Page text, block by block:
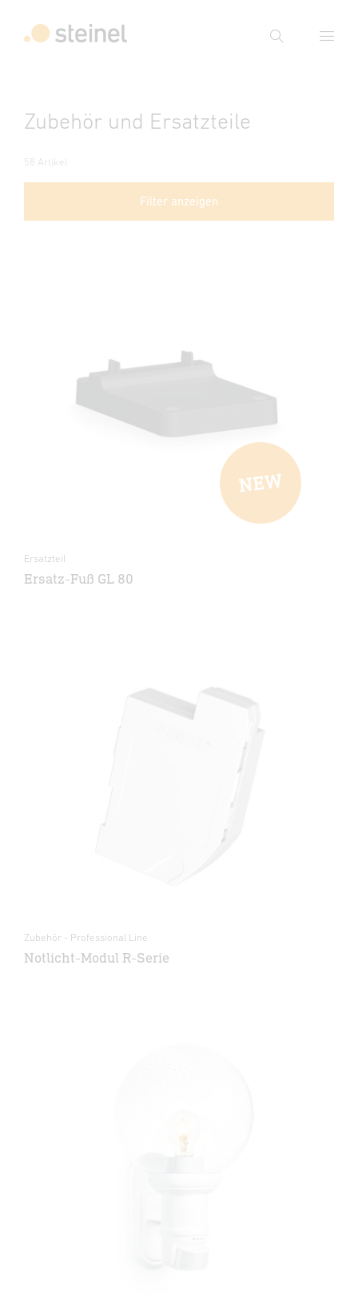
Suche
Suche
Zubehör und Ersatzteile
58 Artikel
Filter anzeigen
Ersatzteil
Ersatz-Fuß GL 80
Zubehör - Professional Line
Notlicht-Modul R-Serie